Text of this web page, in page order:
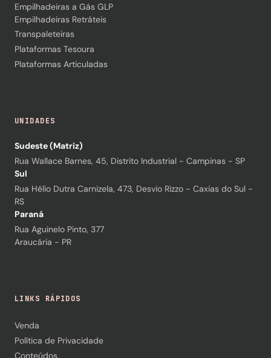
Empilhadeiras a Gás GLP
Empilhadeiras Retráteis
Transpaleteiras
Plataformas Tesoura
Plataformas Articuladas
UNIDADES
Sudeste (Matriz)
Rua Wallace Barnes, 45, Distrito Industrial - Campinas - SP
Sul
Rua Hélio Dutra Carnizela, 473, Desvio Rizzo - Caxias do Sul -
RS
Paraná
Rua Aguinelo Pinto, 377
Araucária - PR
LINKS RÁPIDOS
Venda
Política de Privacidade
Conteúdos